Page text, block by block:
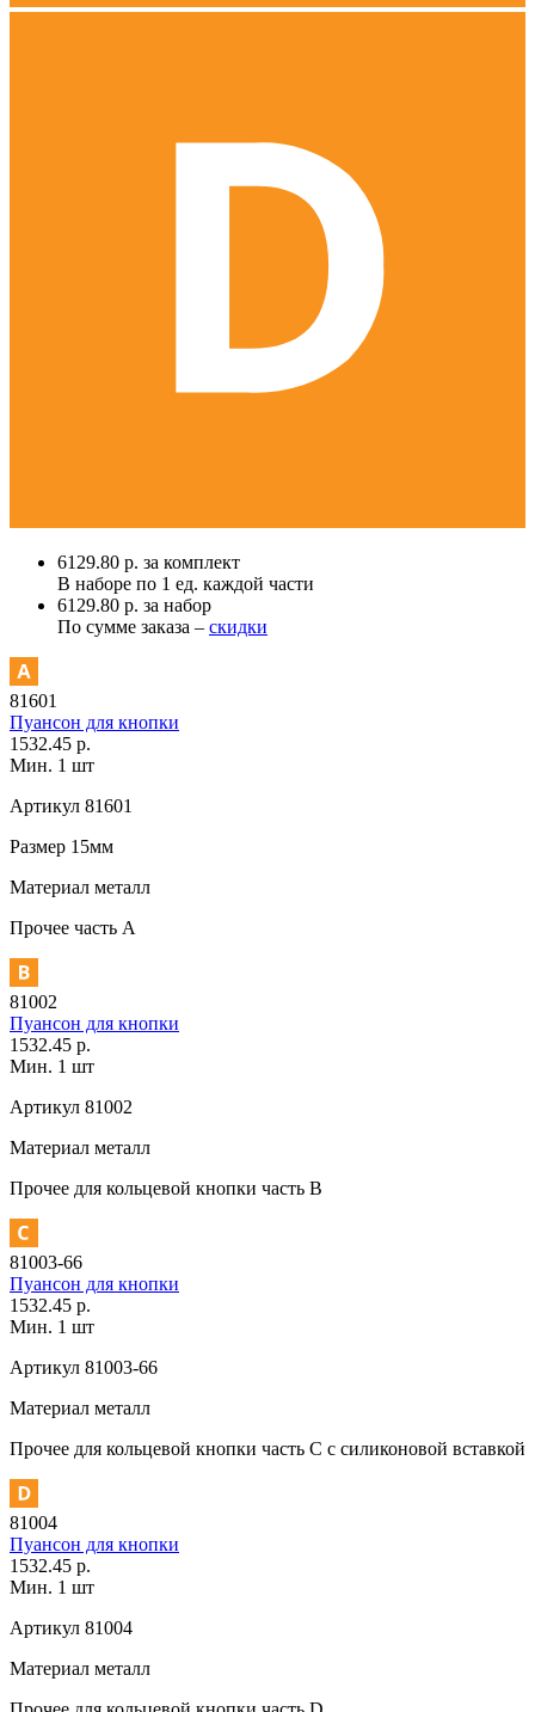
6129.80 р. за комплект
В наборе по 1 ед. каждой части
6129.80 р. за набор
По сумме заказа – скидки
81601
Пуансон для кнопки
1532.45 р.
Мин. 1 шт
Артикул 81601
Размер 15мм
Материал металл
Прочее часть A
81002
Пуансон для кнопки
1532.45 р.
Мин. 1 шт
Артикул 81002
Материал металл
Прочее для кольцевой кнопки часть В
81003-66
Пуансон для кнопки
1532.45 р.
Мин. 1 шт
Артикул 81003-66
Материал металл
Прочее для кольцевой кнопки часть С с силиконовой вставкой
81004
Пуансон для кнопки
1532.45 р.
Мин. 1 шт
Артикул 81004
Материал металл